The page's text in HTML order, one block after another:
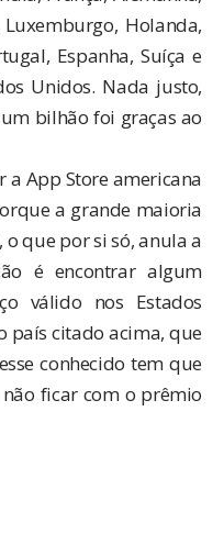
Holanda,
Espanha, Suíça e
Unidos. Nada justo,
bilhão foi graças ao
a App Store americana
a grande maioria
que por si só, anula a
é encontrar algum
válido nos Estados
país citado acima, que
conhecido tem que
ficar com o prêmio